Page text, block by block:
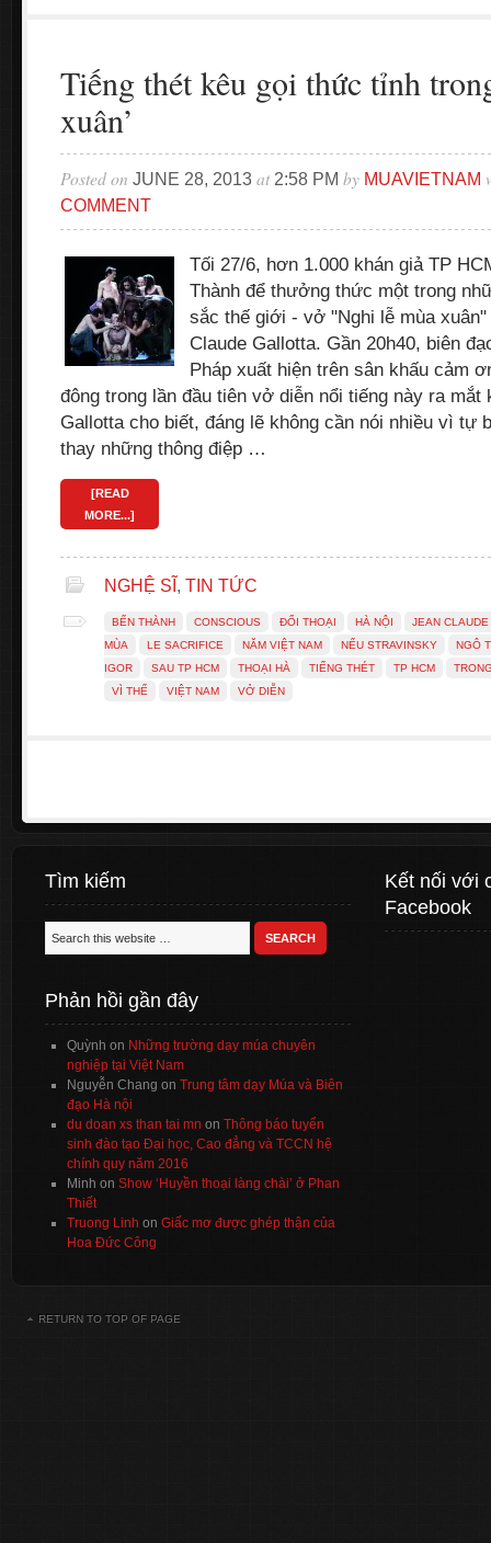
Tiếng thét kêu gọi thức tỉnh
xuân’
Posted on JUNE 28, 2013 at 2:58 PM by MUAVIETNAM
COMMENT
Tối 27/6, hơn 1.000 khán giả TP
Thành để thưởng thức một trong
sắc thế giới - vở "Nghi lễ mùa xuân"
Claude Gallotta. Gần 20h40, biên
Pháp xuất hiện trên sân khấu cảm
đông trong lần đầu tiên vở diễn nổi tiếng này ra mắt
Gallotta cho biết, đáng lẽ không cần nói nhiều vì tự
thay những thông điệp …
[READ
MORE...]
NGHỆ SĨ , TIN TỨC
BẾN THÀNH CONSCIOUS ĐỐI THOẠI HÀ NỘI
JEAN
MÙA
LE SACRIFICE NĂM VIỆT NAM NẾU STRAVINSKY
NGÔ
IGOR
SAU TP HCM THOẠI HÀ TIẾNG THÉT TP HCM
VÌ THẾ
VIỆT NAM VỞ DIỄN
Tìm kiếm
Phản hồi gần đây
Quỳnh on Những trường dạy múa chuyên
nghiệp tại Việt Nam
Nguyễn Chang on Trung tâm dạy Múa và Biên
đạo Hà nội
du doan xs than tai mn on Thông báo tuyển
sinh đào tạo Đại học, Cao đẳng và TCCN hệ
chính quy năm 2016
Minh on Show ‘Huyền thoại làng chài’ ở Phan
Thiết
Truong Linh on Giấc mơ được ghép thận của
Hoa Đức Công
Kết nối với
Facebook
RETURN TO TOP OF PAGE